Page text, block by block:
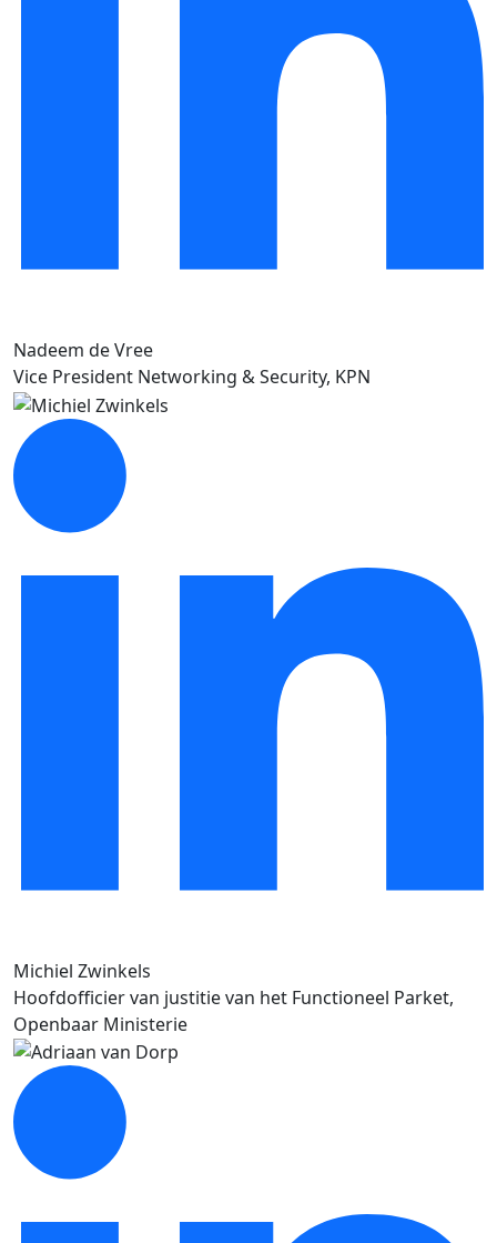
Nadeem de Vree
Vice President Networking & Security, KPN
Michiel Zwinkels
Hoofdofficier van justitie van het Functioneel Parket,
Openbaar Ministerie